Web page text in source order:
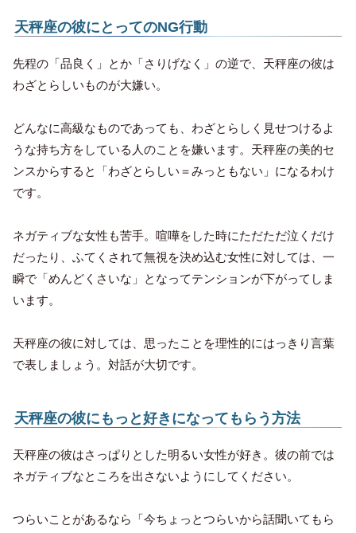
天秤座の彼にとってのNG行動
先程の「品良く」とか「さりげなく」の逆で、天秤座の彼は
わざとらしいものが大嫌い。
どんなに高級なものであっても、わざとらしく見せつけるよ
うな持ち方をしている人のことを嫌います。天秤座の美的セ
ンスからすると「わざとらしい＝みっともない」になるわけ
です。
ネガティブな女性も苦手。喧嘩をした時にただただ泣くだけ
だったり、ふてくされて無視を決め込む女性に対しては、一
瞬で「めんどくさいな」となってテンションが下がってしま
います。
天秤座の彼に対しては、思ったことを理性的にはっきり言葉
で表しましょう。対話が大切です。
天秤座の彼にもっと好きになってもらう方法
天秤座の彼はさっぱりとした明るい女性が好き。彼の前では
ネガティブなところを出さないようにしてください。
つらいことがあるなら「今ちょっとつらいから話聞いてもら